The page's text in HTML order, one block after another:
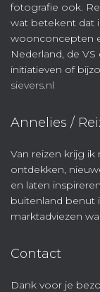
fotografie ook.
wat betekent dat
woonconcepten
Nederland, de
initiatieven of
sievers.nl
Annelies /
Van reizen krijg
ontdekken,
en laten
buitenland benut
marktadviezen
Contact
Dank voor je